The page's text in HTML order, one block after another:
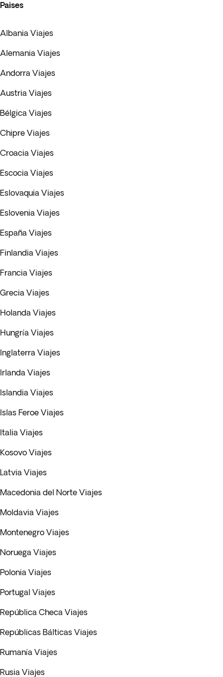
Paises
Albania Viajes
Alemania Viajes
Andorra Viajes
Austria Viajes
Bélgica Viajes
Chipre Viajes
Croacia Viajes
Escocia Viajes
Eslovaquia Viajes
Eslovenia Viajes
España Viajes
Finlandia Viajes
Francia Viajes
Grecia Viajes
Holanda Viajes
Hungría Viajes
Inglaterra Viajes
Irlanda Viajes
Islandia Viajes
Islas Feroe Viajes
Italia Viajes
Kosovo Viajes
Latvia Viajes
Macedonia del Norte Viajes
Moldavia Viajes
Montenegro Viajes
Noruega Viajes
Polonia Viajes
Portugal Viajes
República Checa Viajes
Repúblicas Bálticas Viajes
Rumanía Viajes
Rusia Viajes